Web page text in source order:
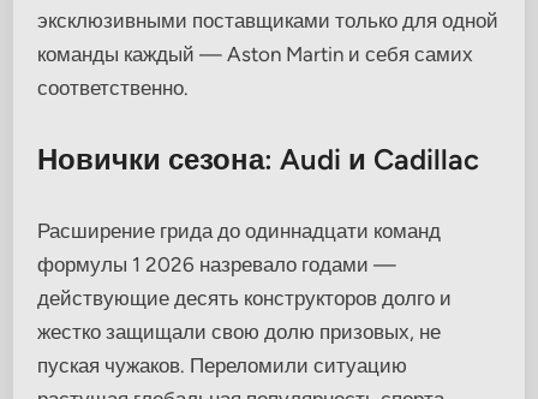
эксклюзивными поставщиками только для одной
команды каждый — Aston Martin и себя самих
соответственно.
Новички сезона: Audi и Cadillac
Расширение грида до одиннадцати команд
формулы 1 2026 назревало годами —
действующие десять конструкторов долго и
жестко защищали свою долю призовых, не
пуская чужаков. Переломили ситуацию